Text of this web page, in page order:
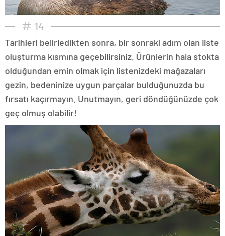
14
Tarihleri belirledikten sonra, bir sonraki adım olan liste
oluşturma kısmına geçebilirsiniz. Ürünlerin hala stokta
olduğundan emin olmak için listenizdeki mağazaları
gezin, bedeninize uygun parçalar bulduğunuzda bu
fırsatı kaçırmayın. Unutmayın, geri döndüğünüzde çok
geç olmuş olabilir!